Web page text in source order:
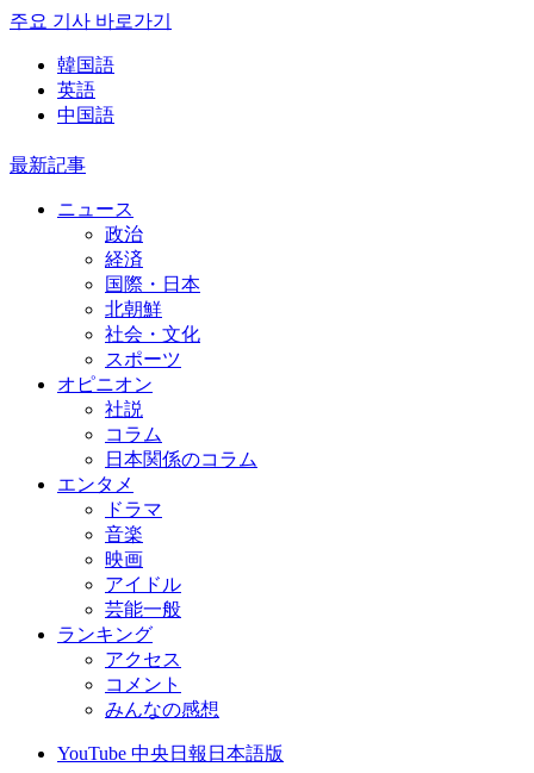
주요 기사 바로가기
韓国語
英語
中国語
最新記事
ニュース
政治
経済
国際・日本
北朝鮮
社会・文化
スポーツ
オピニオン
社説
コラム
日本関係のコラム
エンタメ
ドラマ
音楽
映画
アイドル
芸能一般
ランキング
アクセス
コメント
みんなの感想
YouTube 中央日報日本語版